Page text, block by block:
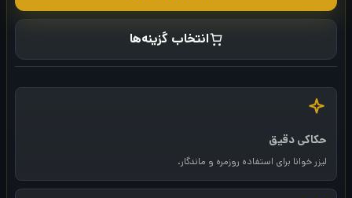
انتخاب گزینه‌ها
حکاکی دقیق
لیزر خوانا برای استفاده روزمره و ماندگار.